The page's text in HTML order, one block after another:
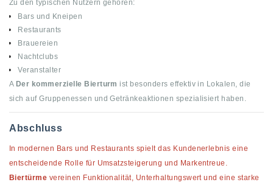
Zu den typischen Nutzern gehören:
Bars und Kneipen
Restaurants
Brauereien
Nachtclubs
Veranstalter
A Der kommerzielle Bierturm ist besonders effektiv in Lokalen, die
sich auf Gruppenessen und Getränkeaktionen spezialisiert haben.
Abschluss
In modernen Bars und Restaurants spielt das Kundenerlebnis eine
entscheidende Rolle für Umsatzsteigerung und Markentreue.
Biertürme vereinen Funktionalität, Unterhaltungswert und eine starke